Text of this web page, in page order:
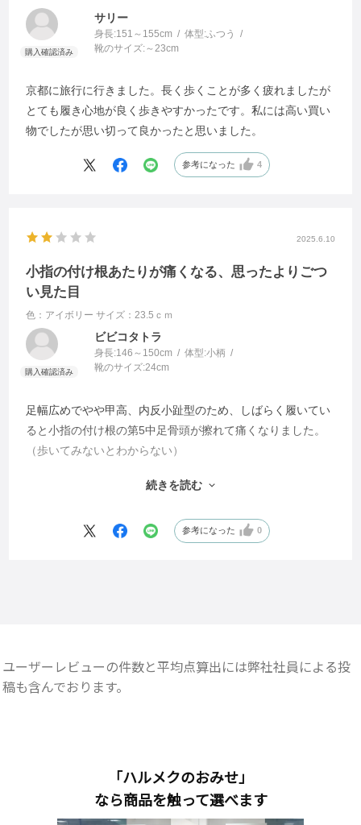
サリー
身長:151～155cm 体型:ふつう
靴のサイズ:～23cm
京都に旅行に行きました。長く歩くことが多く疲れましたが
とても履き心地が良く歩きやすかったです。私には高い買い
物でしたが思い切って良かったと思いました。
参考になった 4
2025.6.10
小指の付け根あたりが痛くなる、思ったよりごつ
い見た目
色：アイボリー サイズ：23.5ｃｍ
ビビコタトラ
身長:146～150cm 体型:小柄
靴のサイズ:24cm
足幅広めでやや甲高、内反小趾型のため、しばらく履いてい
ると小指の付け根の第5中足骨頭が擦れて痛くなりました。
（歩いてみないとわからない）
ト？なのは素材に厚みがあって柔らかいからでしょうか。お
続きを読む
参考になった 0
ユーザーレビューの件数と平均点算出には弊社社員による投
稿も含んでおります。
「ハルメクのおみせ」
なら商品を触って選べます